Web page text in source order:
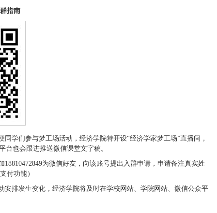
指南
学们参与梦工场活动，经济学院特开设“经济学家梦工场”直播间，
也会跟进推送微信课堂文字稿。
为微信好友，向该账号提出入群申请，申请备注真实姓
付功能）
排发生变化，经济学院将及时在学校网站、学院网站、微信公众平